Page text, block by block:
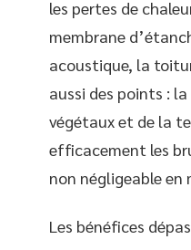
les pertes de
membrane
acoustique, la
aussi des points :
végétaux et de la
efficacement les
non négligeable en
Les bénéfices